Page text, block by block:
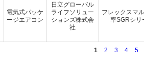
電気式パッケ
ージエアコン
日立グローバル
ライフソリュー
ションズ株式会
社
フレックスマ
率SGRシリ
1 2 3 4 5